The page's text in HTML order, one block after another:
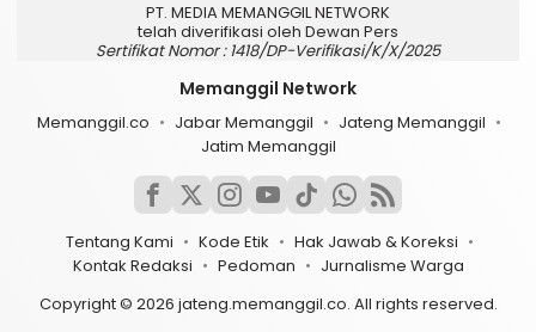
PT. MEDIA MEMANGGIL NETWORK
telah diverifikasi oleh Dewan Pers
Sertifikat Nomor : 1418/DP-Verifikasi/K/X/2025
Memanggil Network
Memanggil.co Jabar Memanggil
Jateng Memanggil
Jatim Memanggil
Tentang Kami Kode Etik
Hak Jawab & Koreksi
Kontak Redaksi
Pedoman
Jurnalisme Warga
Copyright © 2026 jateng.memanggil.co. All rights reserved.